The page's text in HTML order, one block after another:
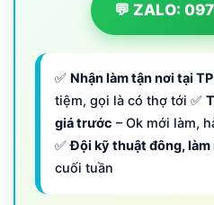
💬 ZALO:
✅ Nhận làm tận nơi tại
tiệm, gọi là có thợ tới ✅
giá trước – Ok mới làm,
✅Đội kỹ thuật đông, làm
cuối tuần